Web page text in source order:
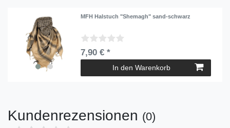
MFH Halstuch "Shemagh" sand-schwarz
7,90 € *
In den Warenkorb
Kundenrezensionen (0)